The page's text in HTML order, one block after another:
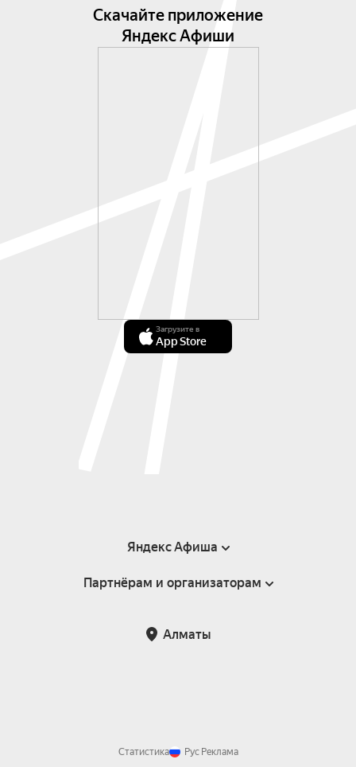
Скачайте приложение
Яндекс Афиши
Загрузите в
App Store
Яндекс Афиша
Справка
Возврат билетов
Партнёрам и организаторам
Алматы
Статистика Рус Реклама